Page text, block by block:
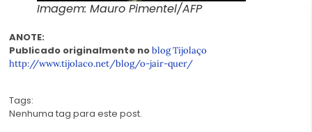
Imagem: Mauro Pimentel/AFP
ANOTE:
Publicado originalmente noblog Tijolaço
http://www.tijolaco.net/blog/o-jair-quer/
Tags:
Nenhuma tag para este post.